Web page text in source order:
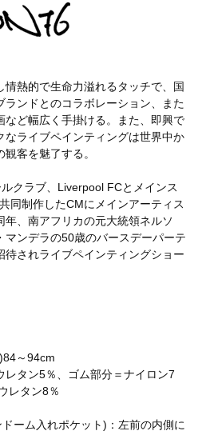
熱的で生命力溢れるタッチで、国
ランドとのコラボレーション、また
など幅広く手掛ける。また、即興で
なライブペインティングは世界中か
客を魅了する。
クラブ、Liverpool FCとメインス
同制作したCMにメインアーティス
年、南アフリカの元大統領ネルソ
マンデラの50歳のバースデーパーテ
待されライブペインティングショー
～94cm
タン5％、ゴム部分＝ナイロン7
レタン8％
ーム入れポケット)：左前の内側に